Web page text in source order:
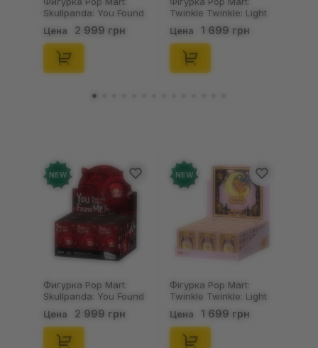
Skullpanda: You Found
Me!: Plush Doll Pendant
Series (Blind Box: 1 з
10) (Secret Edition),
(29347)
Цена 2 999 грн
Twinkle Twinkle: Light
Up: Scene Sets Series
(Blind Box: 1 з 10)
(Secret Edition),
(21372)
Цена 1 699 грн
NEW
Фигурка Pop Mart:
Skullpanda: You Found
Me!: Plush Doll Pendant
Series (Blind Box: 1 з
10) (Secret Edition),
(29347)
Цена 2 999 грн
NEW
Фігурка Pop Mart:
Twinkle Twinkle: Light
Up: Scene Sets Series
(Blind Box: 1 з 10)
(Secret Edition),
(21372)
Цена 1 699 грн